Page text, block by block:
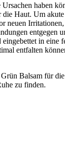
haben
Haut. Um
entgegen
in
entfalten
Balsam für
zu finden.